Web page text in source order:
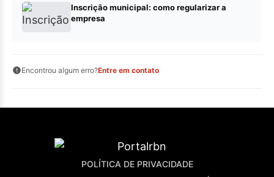
Inscrição municipal: como regularizar a
empresa
Encontrou algum erro?Entre em contato
POLÍTICA DE PRIVACIDADE